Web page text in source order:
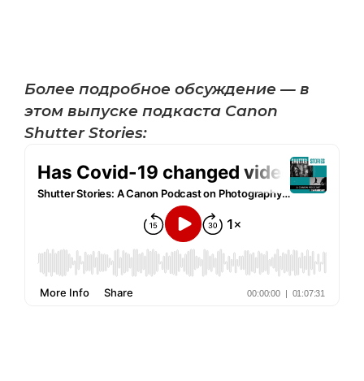
Более подробное обсуждение — в
этом выпуске подкаста Canon
Shutter Stories: